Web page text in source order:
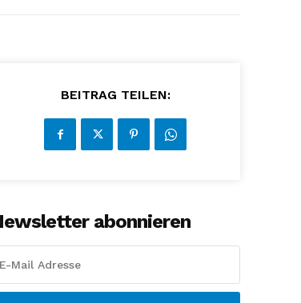
BEITRAG TEILEN:
abonnieren